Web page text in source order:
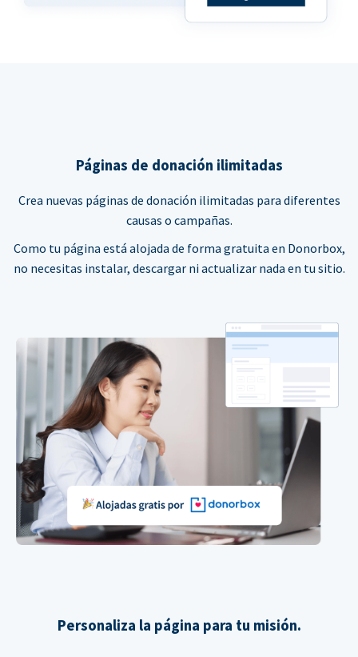
Páginas de donación ilimitadas
Crea nuevas páginas de donación ilimitadas para diferentes
causas o campañas.
Como tu página está alojada de forma gratuita en Donorbox,
no necesitas instalar, descargar ni actualizar nada en tu sitio.
Personaliza la página para tu misión.